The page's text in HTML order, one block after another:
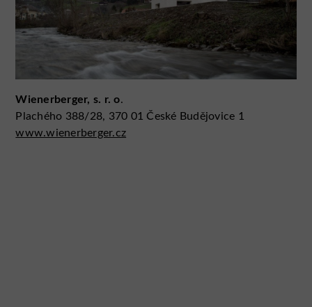
Wienerberger, s. r. o.
Plachého 388/28, 370 01 České Budějovice 1
www.wienerberger.cz